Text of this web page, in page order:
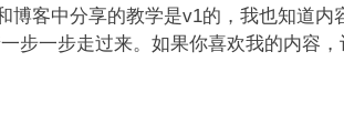
客中分享的教学是v1的，我也知道内
一步走过来。如果你喜欢我的内容，